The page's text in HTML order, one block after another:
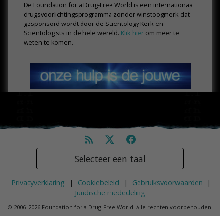
De Foundation for a Drug-Free World is een internationaal
drugs­voorlichtings­programma zonder winstoogmerk dat
gesponsord wordt door de Scientology Kerk en
Scientologists in de hele wereld. Klik hier om meer te
weten te komen.
Selecteer een taal
Privacyverklaring | Cookiebeleid | Gebruiksvoorwaarden
|
Juridische mededeling
© 2006–2026 Foundation for a Drug-Free World. Alle rechten voorbehouden.